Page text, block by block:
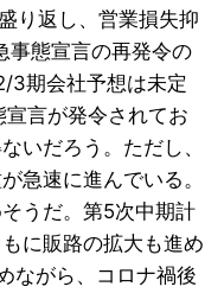
り返し、営業損失抑
事態宣言の再発令の
3期会社予想は未定
言が発令されてお
いだろう。ただし、
急速に進んでいる。
うだ。第5次中期計
に販路の拡大も進め
ながら、コロナ禍後